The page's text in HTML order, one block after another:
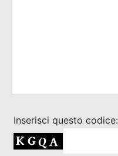
Inserisci questo codice: